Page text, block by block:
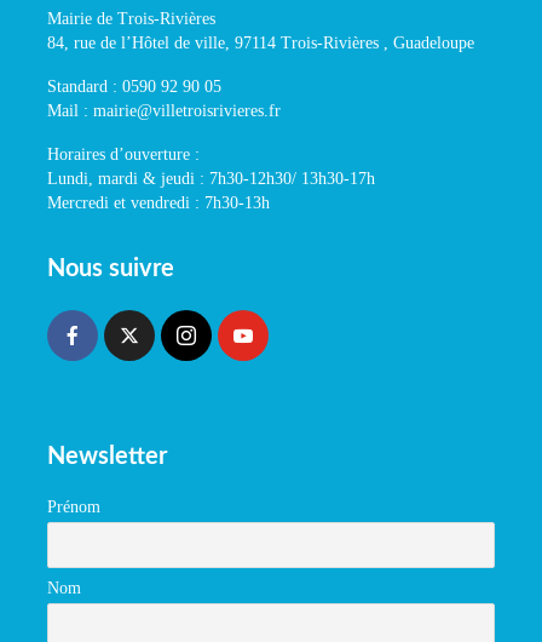
Mairie de Trois-Rivières
84, rue de l’Hôtel de ville, 97114 Trois-Rivières , Guadeloupe
Standard : 0590 92 90 05
Mail : mairie@villetroisrivieres.fr
Horaires d’ouverture :
Lundi, mardi & jeudi : 7h30-12h30/ 13h30-17h
Mercredi et vendredi : 7h30-13h
Nous suivre
Newsletter
Prénom
Nom